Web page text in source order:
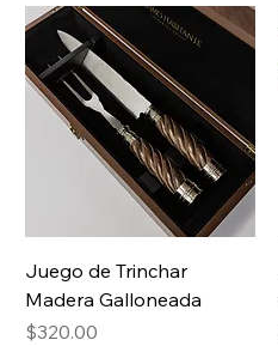
Juego de Trinchar
Madera Galloneada
Price
$320.00